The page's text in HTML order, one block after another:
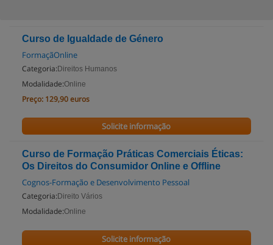
Curso de Igualdade de Género
FormaçãOnline
Categoria: Direitos Humanos
Modalidade:Online
Preço: 129,90 euros
Solicite informação
Curso de Formação Práticas Comerciais Éticas:
Os Direitos do Consumidor Online e Offline
Cognos-Formação e Desenvolvimento Pessoal
Categoria: Direito Vários
Modalidade:Online
Solicite informação